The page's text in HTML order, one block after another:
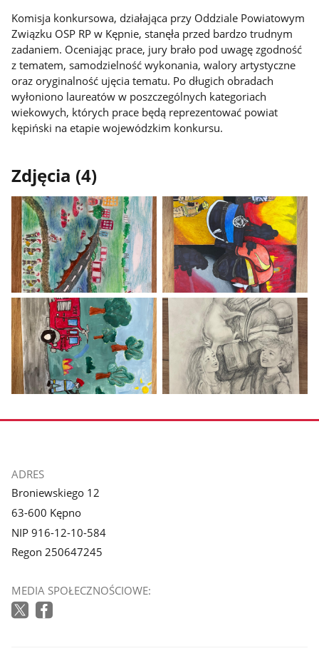
Komisja konkursowa, działająca przy Oddziale Powiatowym
Związku OSP RP w Kępnie, stanęła przed bardzo trudnym
zadaniem. Oceniając prace, jury brało pod uwagę zgodność
z tematem, samodzielność wykonania, walory artystyczne
oraz oryginalność ujęcia tematu. Po długich obradach
wyłoniono laureatów w poszczególnych kategoriach
wiekowych, których prace będą reprezentować powiat
kępiński na etapie wojewódzkim konkursu.
Zdjęcia (4)
Pokaż
zdjęcie
1
z
galerii.
Pokaż
zdjęcie
2
z
galerii.
zdjęcie
zdjęcie
stopka
ADRES
Broniewskiego 12
63-600 Kępno
NIP 916-12-10-584
Regon 250647245
MEDIA SPOŁECZNOŚCIOWE: